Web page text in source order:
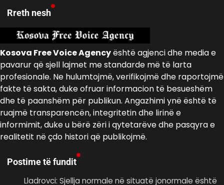
Rreth nesh
Kosova Free Voice Agencyështë agjenci dhe media e
pavarur që sjell lajmet me standarde më të larta
profesionale. Ne hulumtojmë, verifikojmë dhe raportojmë
fakte të sakta, duke ofruar informacion të besueshëm
dhe të paanshëm për publikun. Angazhimi ynë është të
ruajmë transparencën, integritetin dhe lirinë e
informimit, duke u bërë zëri i qytetarëve dhe pasqyra e
realitetit në çdo histori që publikojmë.
Postime të fundit
Lladrovci: Sjellja normale në situatë jonormale është